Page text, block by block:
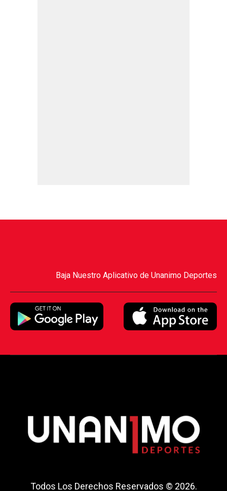
Baja Nuestro Aplicativo de Unanimo Deportes
Todos Los Derechos Reservados © 2026.